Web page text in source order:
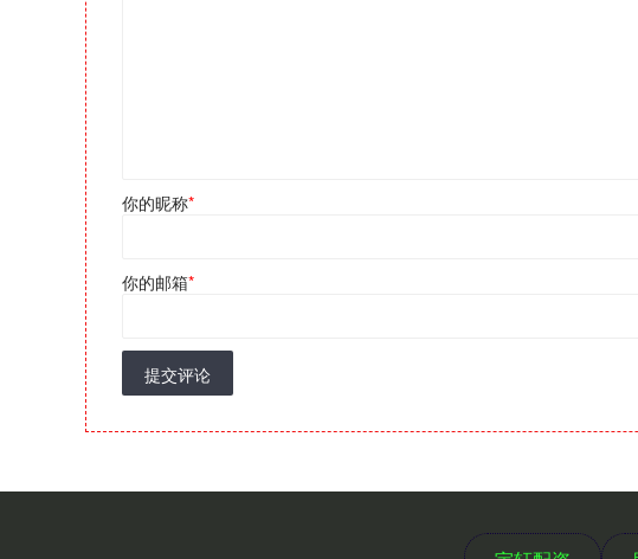
你的昵称*
你的邮箱*
提交评论